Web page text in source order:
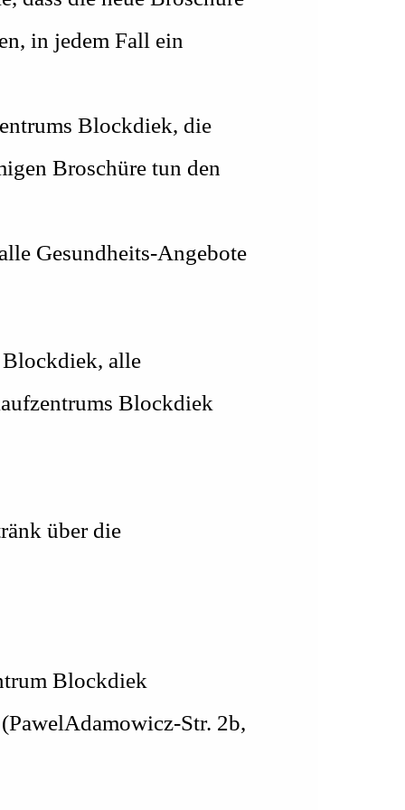
in jedem Fall ein
Blockdiek, die
Broschüre tun den
Gesundheits-Angebote
Blockdiek, alle
Blockdiek
über die
Blockdiek
Str. 2b,